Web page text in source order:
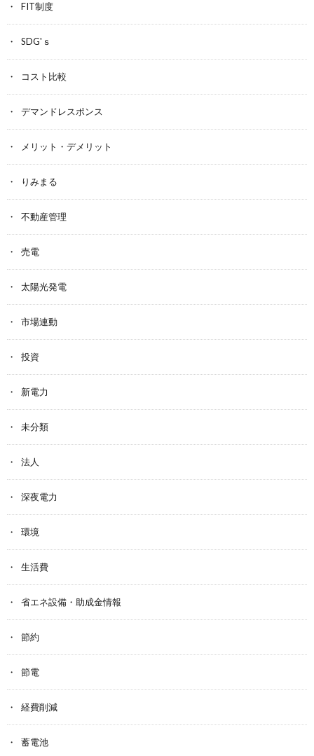
FIT制度
SDG'ｓ
コスト比較
デマンドレスポンス
メリット・デメリット
りみまる
不動産管理
売電
太陽光発電
市場連動
投資
新電力
未分類
法人
深夜電力
環境
生活費
省エネ設備・助成金情報
節約
節電
経費削減
蓄電池